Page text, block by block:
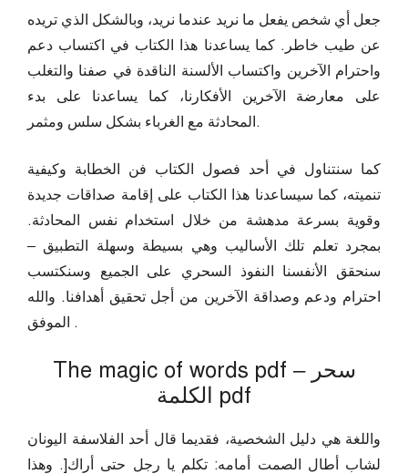
جعل أي شخص يفعل ما نريد عندما نريد، وبالشكل الذي تريده
عن طيب خاطر. كما يساعدنا هذا الكتاب في اكتساب دعم
واحترام الآخرين واكتساب الألسنة الناقدة في صفنا والتغلب
على معارضة الآخرين الأفكارنا، كما يساعدنا على بدء
المحادثة مع الغرباء بشكل سلس ومثمر.
كما سنتناول في أحد فصول الكتاب فن الخطابة وكيفية
تنميته، كما سيساعدنا هذا الكتاب على إقامة صداقات جديدة
وقوية بسرعة مدهشة من خلال استخدام نفس المحادثة.
بمجرد تعلم تلك الأساليب وهي بسيطة وسهلة التطبيق –
سنحقق الأنفسنا النفوذ السحري على الجميع وسنكتسب
احترام ودعم وصداقة الآخرين من أجل تحقيق أهدافنا. والله
الموفق .
The magic of words pdf – سحر
الكلمة pdf
واللغة هي دليل الشخصية، فقديما قال أحد الفلاسفة اليونان
لشاب أطال الصمت أمامه: تكلم يا رجل حتى أراك[. وهذا